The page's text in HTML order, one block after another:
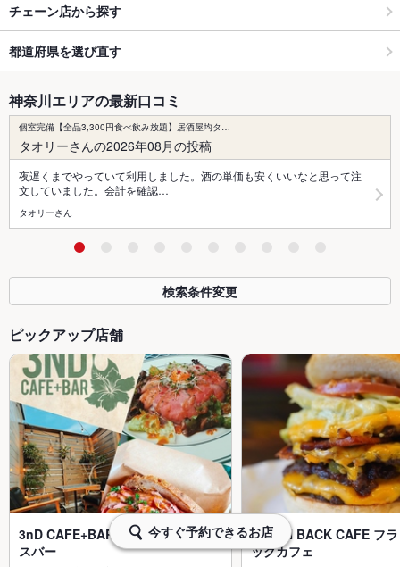
チェーン店から探す
都道府県を選び直す
神奈川エリアの最新口コミ
個室完備【全品3,300円食べ飲み放題】居酒屋均タ…
タオリーさんの2026年08月の投稿
夜遅くまでやっていて利用しました。酒の単価も安くいいなと思って注
文していました。会計を確認…
タオリーさん
検索条件変更
ピックアップ店舗
3nD CAFE+BAR サンドカフェプラ
スバー
FLASH BACK CAFE フ
ックカフェ
今すぐ予約できるお店